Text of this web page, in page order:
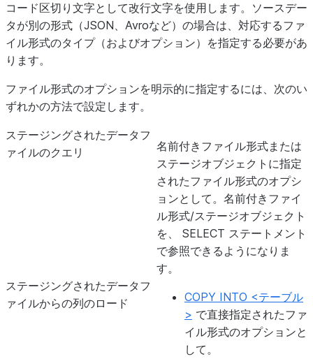
コード区切り文字として改行文字を使用します。ソースデー
タが別の形式（JSON、Avroなど）の場合は、対応するファ
イル形式のタイプ（およびオプション）を指定する必要があ
ります。
ファイル形式のオプションを明示的に指定するには、次のい
ずれかの方法で設定します。
ステージングされたデータフ
ァイルのクエリ
名前付きファイル形式または
ステージオブジェクトに指定
されたファイル形式のオプシ
ョンとして。名前付きファイ
ル形式/ステージオブジェクト
を、 SELECT ステートメント
で参照できるようになりま
す。
ステージングされたデータフ
ァイルからの列のロード
COPY INTO <テーブル
> で直接指定されたファ
イル形式のオプションと
して。